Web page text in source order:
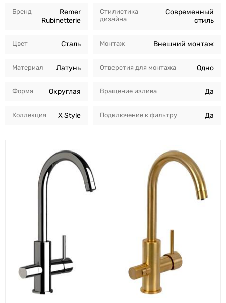
Бренд
Remer
Rubinetterie
Цвет Сталь
Материал Латунь
Форма Округлая
Коллекция X Style
Стилистика
дизайна
Современный
стиль
Монтаж Внешний монтаж
Отверстия для монтажа Одно
Вращение излива Да
Подключение к фильтру Да